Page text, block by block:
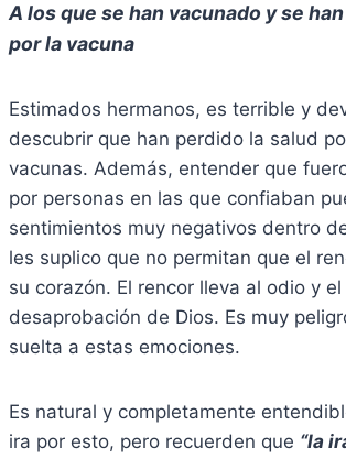
A los que se han vacunado y se
por la vacuna
Estimados hermanos, es terrible y
descubrir que han perdido la salud
vacunas. Además, entender que
por personas en las que confiaban
sentimientos muy negativos dentro
les suplico que no permitan que el
su corazón. El rencor lleva al odio y
desaprobación de Dios. Es muy
suelta a estas emociones.
Es natural y completamente
ira por esto, pero recuerden que “la